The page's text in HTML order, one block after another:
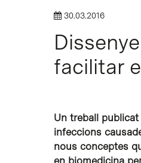
30.03.2016
facilitar
Un treball
infeccions
nous conceptes
en biomedicina